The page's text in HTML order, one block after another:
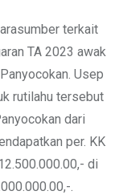
terkait
TA 2023 awak
Usep
rutilahu tersebut
dari
per. KK
di
.